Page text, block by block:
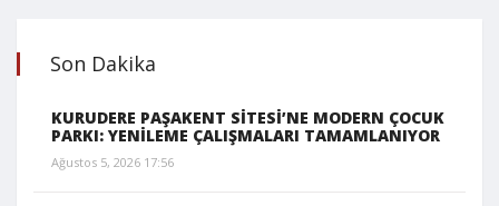
Son Dakika
KURUDERE PAŞAKENT SİTESİ’NE MODERN ÇOCUK
PARKI: YENİLEME ÇALIŞMALARI TAMAMLANIYOR
Ağustos 5, 2026 17:56